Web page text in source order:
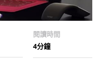
閱讀時間
4分鐘